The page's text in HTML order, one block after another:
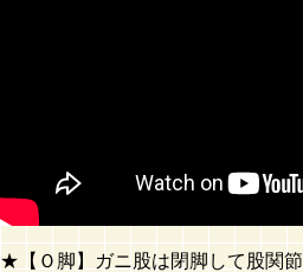
★【Ｏ脚】ガニ股は閉脚して股関